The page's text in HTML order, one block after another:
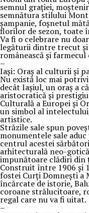
semnul grației,
semnătura stilului
șampanie, foșnetul
florilor de sezon, toate
Va fi o celebrare nu
legăturii dintre trecut
românească și
–
Iași: Oraș al culturii și
Nu există loc mai
decât Iașiul, un oraș a
aristocratică și
Culturală a Europei și
un simbol al
artistice.
Străzile sale spun
monumentele sale
centrul acestei
arhitecturală neo-
impunătoare clădiri din
Construit între 1906 și
fostei Curți Domnești a
încărcate de istorie,
coroane strălucitoare,
regal care nu va fi uitat.
–